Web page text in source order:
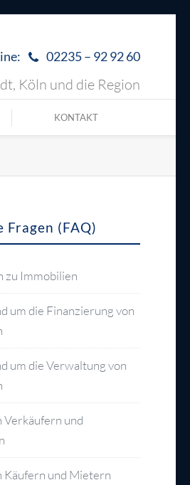
02235 – 92 92 60
Köln und die Region
KONTAKT
Fragen (FAQ)
zu Immobilien
um die Finanzierung von
um die Verwaltung von
Verkäufern und
Käufern und Mietern